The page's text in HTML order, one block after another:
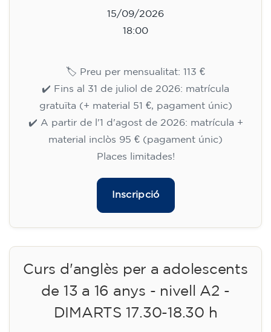
15/09/2026
18:00
🏷️ Preu per mensualitat: 113 €
✔️ Fins al 31 de juliol de 2026: matrícula
gratuïta (+ material 51 €, pagament únic)
✔️ A partir de l'1 d'agost de 2026: matrícula +
material inclòs 95 € (pagament únic)
Places limitades!
Inscripció
Curs d'anglès per a adolescents
de 13 a 16 anys - nivell A2 -
DIMARTS 17.30-18.30 h